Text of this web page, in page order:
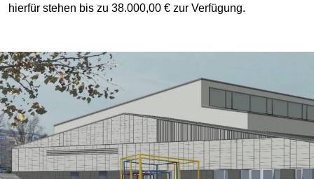
hierfür stehen bis zu 38.000,00 € zur Verfügung.